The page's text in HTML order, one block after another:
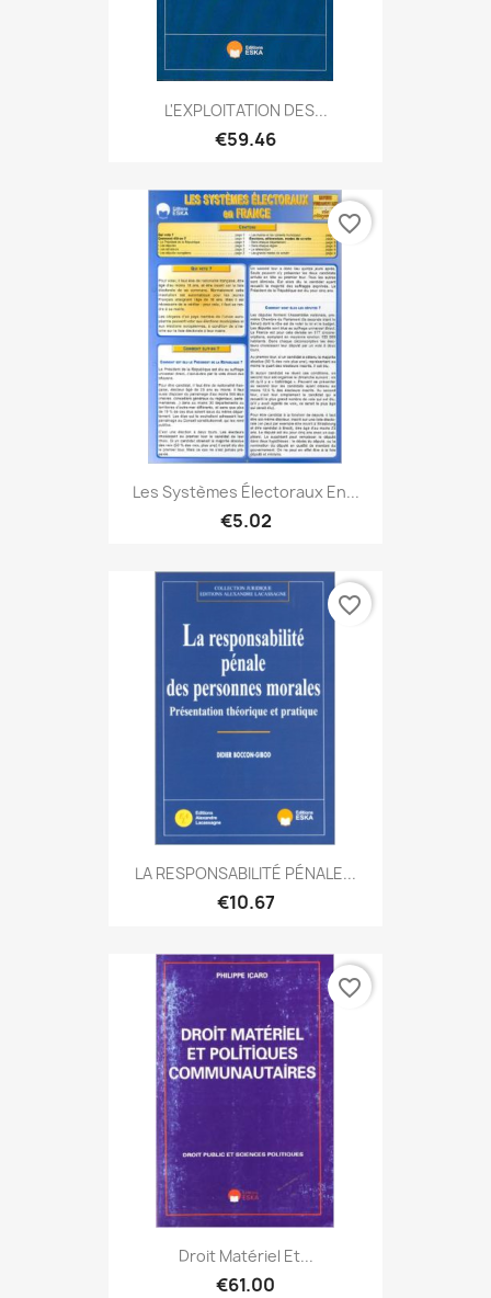
L'EXPLOITATION DES...
€59.46
Les Systèmes Électoraux En...
€5.02
favorite_border
LA RESPONSABILITÉ PÉNALE...
€10.67
favorite_border
Droit Matériel Et...
€61.00
favorite_border